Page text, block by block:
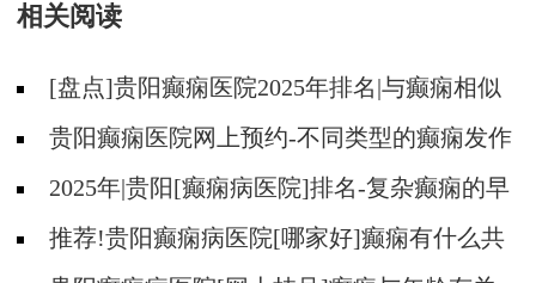
相关阅读
[盘点]贵阳癫痫医院2025年排名|与癫痫相似
的疾病有哪些？
贵阳癫痫医院网上预约-不同类型的癫痫发作
有什么症状？
2025年|贵阳[癫痫病医院]排名-复杂癫痫的早
期症状是什么?
推荐!贵阳癫痫病医院[哪家好]癫痫有什么共